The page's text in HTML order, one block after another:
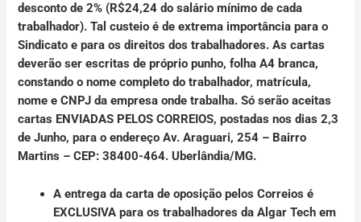
desconto de 2% (R$24,24 do salário mínimo de cada
trabalhador). Tal custeio é de extrema importância para o
Sindicato e para os direitos dos trabalhadores. As cartas
deverão ser escritas de próprio punho, folha A4 branca,
constando o nome completo do trabalhador, matrícula,
nome e CNPJ da empresa onde trabalha. Só serão aceitas
cartas ENVIADAS PELOS CORREIOS, postadas nos dias 2,3
de Junho, para o endereço Av. Araguari, 254 – Bairro
Martins – CEP: 38400-464. Uberlândia/MG.
A entrega da carta de oposição pelos Correios é
EXCLUSIVA para os trabalhadores da Algar Tech em